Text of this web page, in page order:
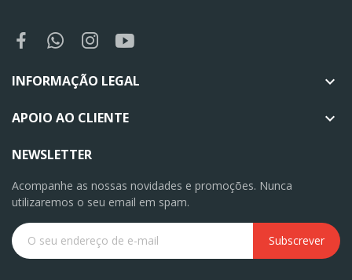
INFORMAÇÃO LEGAL 
APOIO AO CLIENTE 
NEWSLETTER
Acompanhe as nossas novidades e promoções. Nunca
utilizaremos o seu email em spam.
Subscrever